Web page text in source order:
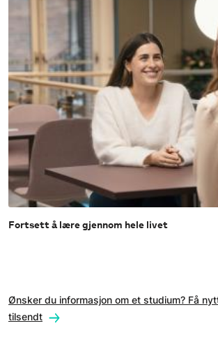
Fortsett å lære gjennom hele livet
Ønsker du informasjon om et studium? Få
tilsendt